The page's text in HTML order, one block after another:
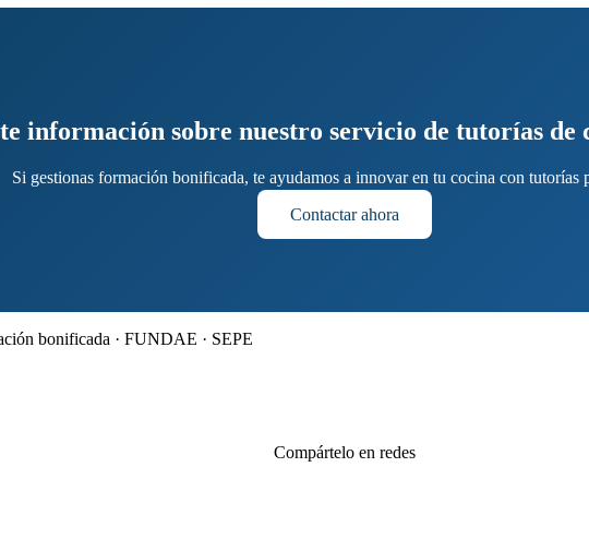
información sobre nuestro servicio de tutorías de
Si gestionas formación bonificada, te ayudamos a innovar en tu cocina con tutorías
Contactar ahora
bonificada · FUNDAE · SEPE
Compártelo en redes